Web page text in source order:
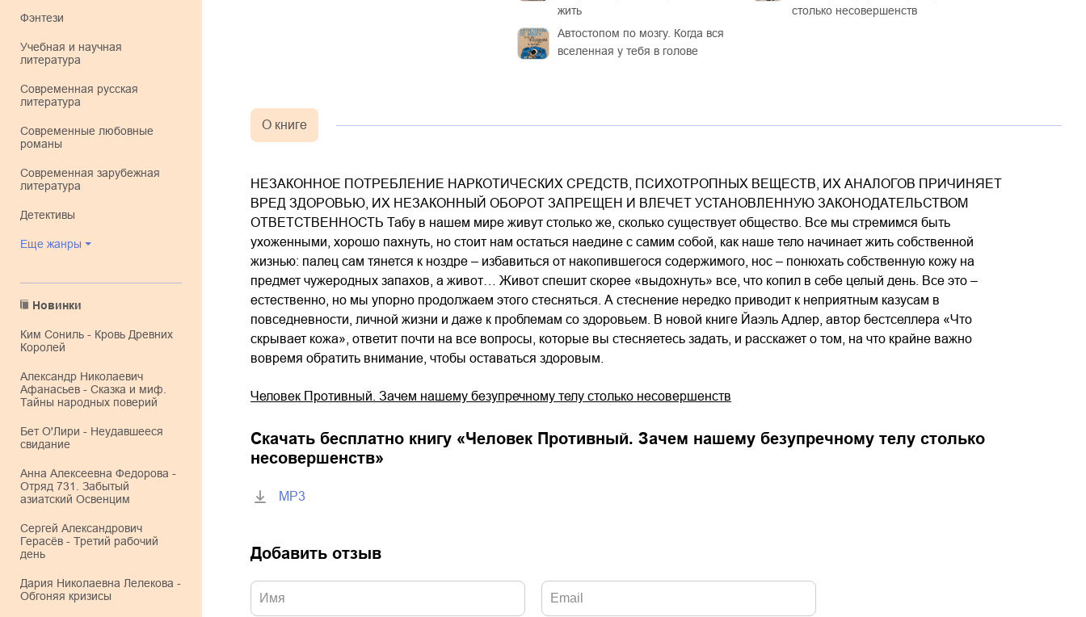
фэнтези
учебная и научная
литература
современная русская
литература
современные любовные
романы
современная зарубежная
литература
детективы
Еще жанры
Новинки
Ким Сониль - Кровь Древних
Королей
Александр Николаевич
Афанасьев - Сказка и миф.
Тайны народных поверий
Бет О'Лири - Неудавшееся
свидание
Анна Алексеевна Федорова -
Отряд 731. Забытый
азиатский Освенцим
Сергей Александрович
Герасёв - Третий рабочий
день
Дария Николаевна Лелекова -
Обгоняя кризисы
жить
столько несовершенств
Автостопом по мозгу. Когда вся
вселенная у тебя в голове
О книге
НЕЗАКОННОЕ ПОТРЕБЛЕНИЕ НАРКОТИЧЕСКИХ СРЕДСТВ, ПСИХОТРОПНЫХ ВЕЩЕСТВ, ИХ АНАЛОГОВ ПРИЧИНЯЕТ
ВРЕД ЗДОРОВЬЮ, ИХ НЕЗАКОННЫЙ ОБОРОТ ЗАПРЕЩЕН И ВЛЕЧЕТ УСТАНОВЛЕННУЮ ЗАКОНОДАТЕЛЬСТВОМ
ОТВЕТСТВЕННОСТЬ Табу в нашем мире живут столько же, сколько существует общество. Все мы стремимся быть
ухоженными, хорошо пахнуть, но стоит нам остаться наедине с самим собой, как наше тело начинает жить собственной
жизнью: палец сам тянется к ноздре – избавиться от накопившегося содержимого, нос – понюхать собственную кожу на
предмет чужеродных запахов, а живот… Живот спешит скорее «выдохнуть» все, что копил в себе целый день. Все это –
естественно, но мы упорно продолжаем этого стесняться. А стеснение нередко приводит к неприятным казусам в
повседневности, личной жизни и даже к проблемам со здоровьем. В новой книге Йаэль Адлер, автор бестселлера «Что
скрывает кожа», ответит почти на все вопросы, которые вы стесняетесь задать, и расскажет о том, на что крайне важно
вовремя обратить внимание, чтобы оставаться здоровым.
Человек Противный. Зачем нашему безупречному телу столько несовершенств
Скачать бесплатно книгу «Человек Противный. Зачем нашему безупречному телу столько
несовершенств»
MP3
Добавить отзыв